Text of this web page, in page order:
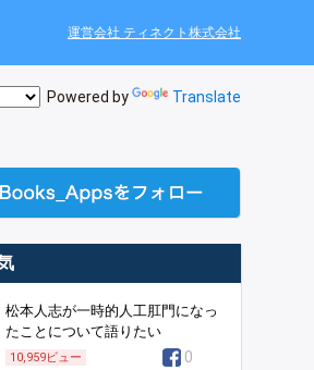
運営会社 ティネクト株式会社
Powered by Translate
松本人志が一時的人工肛門になっ
たことについて語りたい
10,959ビュー 0